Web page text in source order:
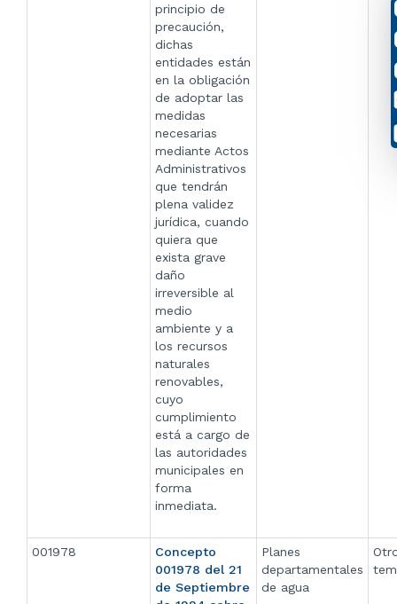
principio de
precaución,
dichas
entidades están
en la obligación
de adoptar las
medidas
necesarias
mediante Actos
Administrativos
que tendrán
plena validez
jurídica, cuando
quiera que
exista grave
daño
irreversible al
medio
ambiente y a
los recursos
naturales
renovables,
cuyo
cumplimiento
está a cargo de
las autoridades
municipales en
forma
inmediata.
001978
Concepto
001978 del 21
de Septiembre
Planes
departamentales
de agua